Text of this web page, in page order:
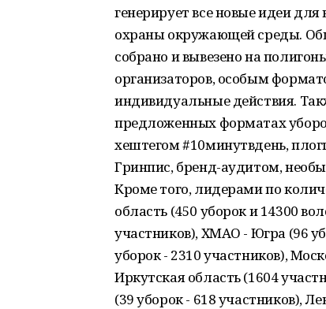
генерирует все новые идеи
охраны окружающей среды.
собрано и вывезено на
организаторов, особым
индивидуальные действия.
предложенных форматах
хештегом #10минутвдень,
Гринпис, бренд-аудитом,
Кроме того, лидерами по
область (450 уборок и 14300
участников), ХМАО - Югра (96
уборок - 2310 участников),
Иркутская область (1604
(39 уборок - 618 участников),